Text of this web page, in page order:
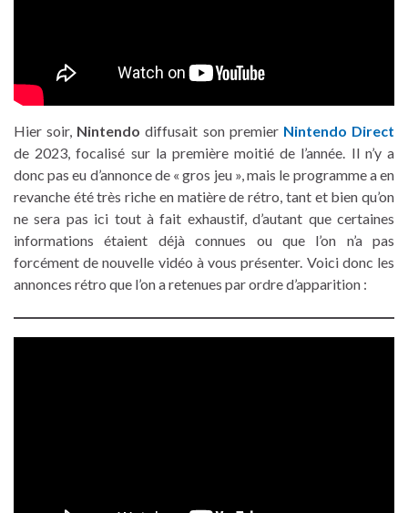
Hier soir, Nintendo diffusait son premier Nintendo Direct
de 2023, focalisé sur la première moitié de l’année. Il n’y a
donc pas eu d’annonce de « gros jeu », mais le programme a en
revanche été très riche en matière de rétro, tant et bien qu’on
ne sera pas ici tout à fait exhaustif, d’autant que certaines
informations étaient déjà connues ou que l’on n’a pas
forcément de nouvelle vidéo à vous présenter. Voici donc les
annonces rétro que l’on a retenues par ordre d’apparition :